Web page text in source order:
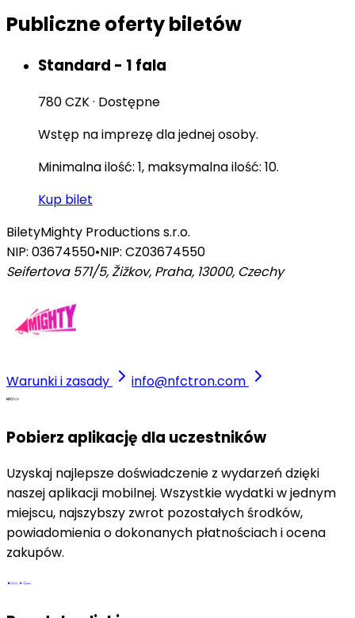
Publiczne oferty biletów
Standard - 1 fala
780 CZK· Dostępne
Wstęp na imprezę dla jednej osoby.
Minimalna ilość: 1, maksymalna ilość: 10.
Kup bilet
BiletyMighty Productions s.r.o.
NIP: 03674550•NIP: CZ03674550
Seifertova 571/5, Žižkov, Praha, 13000, Czechy
Warunki i zasady info@nfctron.com
Pobierz aplikację dla uczestników
Uzyskaj najlepsze doświadczenie z wydarzeń dzięki
naszej aplikacji mobilnej. Wszystkie wydatki w jednym
miejscu, najszybszy zwrot pozostałych środków,
powiadomienia o dokonanych płatnościach i ocena
zakupów.